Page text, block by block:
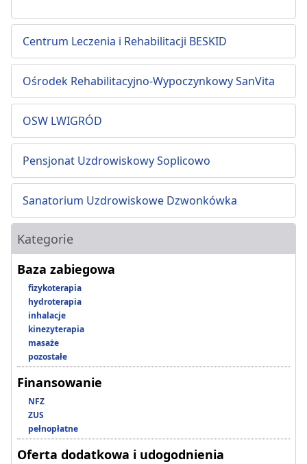
Centrum Leczenia i Rehabilitacji BESKID
Ośrodek Rehabilitacyjno-Wypoczynkowy SanVita
OSW LWIGRÓD
Pensjonat Uzdrowiskowy Soplicowo
Sanatorium Uzdrowiskowe Dzwonkówka
Kategorie
Baza zabiegowa
fizykoterapia
hydroterapia
inhalacje
kinezyterapia
masaże
pozostałe
Finansowanie
NFZ
ZUS
pełnopłatne
Oferta dodatkowa i udogodnienia